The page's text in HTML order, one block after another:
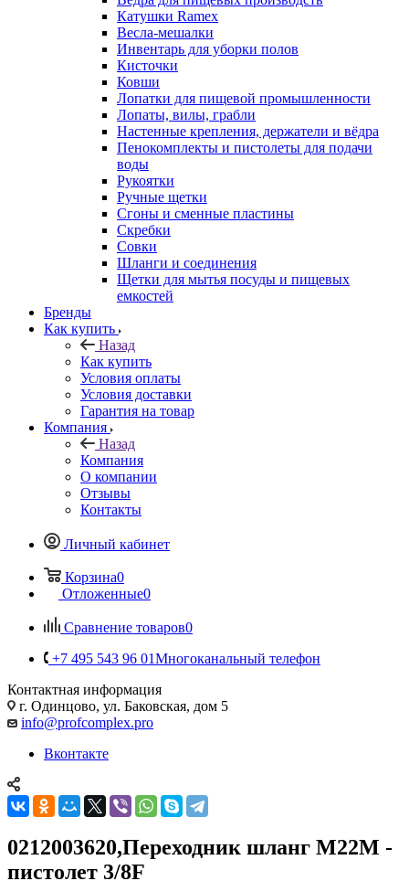
Катушки Ramex
Весла-мешалки
Инвентарь для уборки полов
Кисточки
Ковши
Лопатки для пищевой промышленности
Лопаты, вилы, грабли
Настенные крепления, держатели и вёдра
Пенокомплекты и пистолеты для подачи
воды
Рукоятки
Ручные щетки
Сгоны и сменные пластины
Скребки
Совки
Шланги и соединения
Щетки для мытья посуды и пищевых
емкостей
Бренды
Как купить
Назад
Как купить
Условия оплаты
Условия доставки
Гарантия на товар
Компания
Назад
Компания
О компании
Отзывы
Контакты
Личный кабинет
Корзина0
Отложенные0
Сравнение товаров0
+7 495 543 96 01Многоканальный телефон
Контактная информация
г. Одинцово, ул. Баковская, дом 5
info@profcomplex.pro
Вконтакте
0212003620,Переходник шланг M22M -
пистолет 3/8F